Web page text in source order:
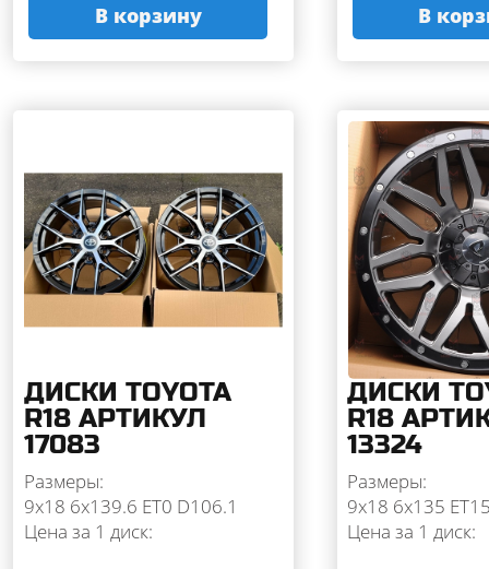
В корзину В
ДИСКИ TOYOTA
R18 АРТИКУЛ
17083
Размеры:
9x18 6x139.6 ET0 D106.1
Цена за 1 диск:
ДИСКИ
R18
13324
Размеры:
9x18 6x135
Цена за 1 диск: